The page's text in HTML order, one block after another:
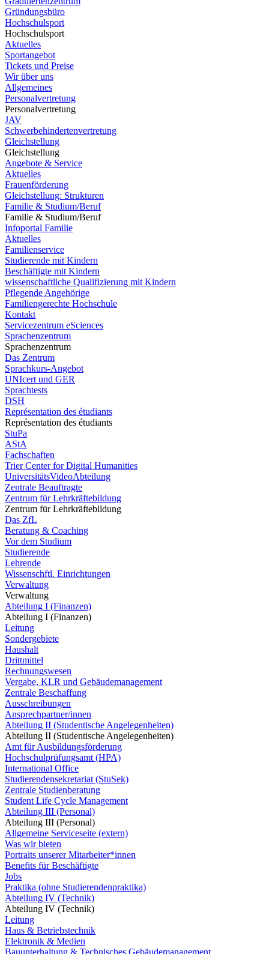
Gründungsbüro
Hochschulsport
Hochschulsport
Aktuelles
Sportangebot
Tickets und Preise
Wir über uns
Allgemeines
Personalvertretung
Personalvertretung
JAV
Schwerbehindertenvertretung
Gleichstellung
Gleichstellung
Angebote & Service
Aktuelles
Frauenförderung
Gleichstellung: Strukturen
Familie & Studium/Beruf
Familie & Studium/Beruf
Infoportal Familie
Aktuelles
Familienservice
Studierende mit Kindern
Beschäftigte mit Kindern
wissenschaftliche Qualifizierung mit Kindern
Pflegende Angehörige
Familiengerechte Hochschule
Kontakt
Servicezentrum eSciences
Sprachenzentrum
Sprachenzentrum
Das Zentrum
Sprachkurs-Angebot
UNIcert und GER
Sprachtests
DSH
Représentation des étudiants
Représentation des étudiants
StuPa
AStA
Fachschaften
Trier Center for Digital Humanities
UniversitätsVideoAbteilung
Zentrale Beauftragte
Zentrum für Lehrkräftebildung
Zentrum für Lehrkräftebildung
Das ZfL
Beratung & Coaching
Vor dem Studium
Studierende
Lehrende
Wissenschftl. Einrichtungen
Verwaltung
Verwaltung
Abteilung I (Finanzen)
Abteilung I (Finanzen)
Leitung
Sondergebiete
Haushalt
Drittmittel
Rechnungswesen
Vergabe, KLR und Gebäudemanagement
Zentrale Beschaffung
Ausschreibungen
Ansprechpartner/innen
Abteilung II (Studentische Angelegenheiten)
Abteilung II (Studentische Angelegenheiten)
Amt für Ausbildungsförderung
Hochschulprüfungsamt (HPA)
International Office
Studierendensekretariat (StuSek)
Zentrale Studienberatung
Student Life Cycle Management
Abteilung III (Personal)
Abteilung III (Personal)
Allgemeine Serviceseite (extern)
Was wir bieten
Portraits unserer Mitarbeiter*innen
Benefits für Beschäftigte
Jobs
Praktika (ohne Studierendenpraktika)
Abteilung IV (Technik)
Abteilung IV (Technik)
Leitung
Haus & Betriebstechnik
Elektronik & Medien
Bauunterhaltung & Technisches Gebäudemanagement